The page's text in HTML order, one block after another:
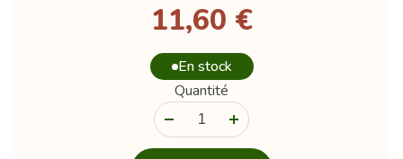
11,60 €
En stock
Quantité